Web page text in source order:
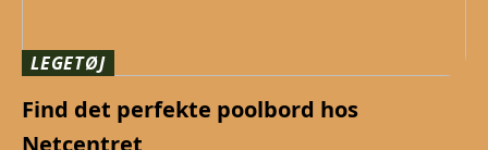
LEGETØJ
Find det perfekte poolbord hos
Netcentret